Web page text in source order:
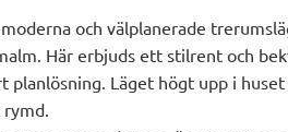
och välplanerade
Här erbjuds ett stilrent och
planlösning. Läget högt upp i